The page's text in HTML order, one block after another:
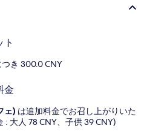
ト
つき 300.0 CNY
金
ェ) は追加料金でお召し上がりいた
: 大人 78 CNY、子供 39 CNY)